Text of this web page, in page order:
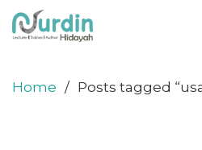
content
Skip
to
Home Posts tagged